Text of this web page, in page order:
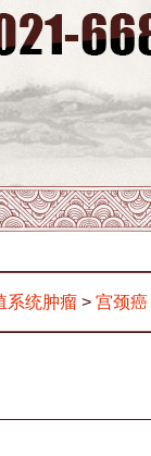
系统肿瘤 > 宫颈癌